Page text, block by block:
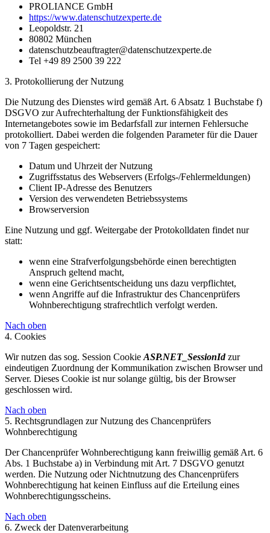
PROLIANCE GmbH
https://www.datenschutzexperte.de
Leopoldstr. 21
80802 München
datenschutzbeauftragter@datenschutzexperte.de
Tel +49 89 2500 39 222
3. Protokollierung der Nutzung
Die Nutzung des Dienstes wird gemäß Art. 6 Absatz 1 Buchstabe f)
DSGVO zur Aufrechterhaltung der Funktionsfähigkeit des
Internetangebotes sowie im Bedarfsfall zur internen Fehlersuche
protokolliert. Dabei werden die folgenden Parameter für die Dauer
von 7 Tagen gespeichert:
Datum und Uhrzeit der Nutzung
Zugriffsstatus des Webservers (Erfolgs-/Fehlermeldungen)
Client IP-Adresse des Benutzers
Version des verwendeten Betriebssystems
Browserversion
Eine Nutzung und ggf. Weitergabe der Protokolldaten findet nur
statt:
wenn eine Strafverfolgungsbehörde einen berechtigten
Anspruch geltend macht,
wenn eine Gerichtsentscheidung uns dazu verpflichtet,
wenn Angriffe auf die Infrastruktur des Chancenprüfers
Wohnberechtigung strafrechtlich verfolgt werden.
Nach oben
4. Cookies
Wir nutzen das sog. Session Cookie ASP.NET_SessionIdzur
eindeutigen Zuordnung der Kommunikation zwischen Browser und
Server. Dieses Cookie ist nur solange gültig, bis der Browser
geschlossen wird.
Nach oben
5. Rechtsgrundlagen zur Nutzung des Chancenprüfers
Wohnberechtigung
Der Chancenprüfer Wohnberechtigung kann freiwillig gemäß Art. 6
Abs. 1 Buchstabe a) in Verbindung mit Art. 7 DSGVO genutzt
werden. Die Nutzung oder Nichtnutzung des Chancenprüfers
Wohnberechtigung hat keinen Einfluss auf die Erteilung eines
Wohnberechtigungsscheins.
Nach oben
6. Zweck der Datenverarbeitung